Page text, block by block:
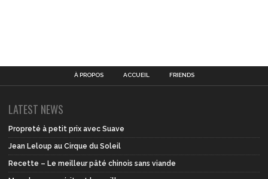
À PROPOS ACCUEIL FRIENDS
LATEST NEWS
Propreté à petit prix avec Suave
Jean Leloup au Cirque du Soleil
Recette – Le meilleur pâté chinois sans viande